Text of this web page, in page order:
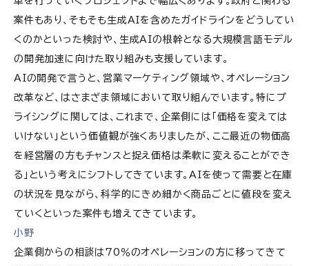
案件もあり、そもそも生成AIを含めたガイドラインをどうしてい
くのかといった検討や、生成AIの根幹となる大規模言語モデル
の開発加速に向けた取り組みも支援しています。
AIの開発で言うと、営業マーケティング領域や、オペレーション
改革など、はさまざま領域において取り組んでいます。特にプ
ライシングに関しては、これまで、企業側には「価格を変えては
いけない」という価値観が強くありましたが、ここ最近の物価高
を経営層の方もチャンスと捉え価格は柔軟に変えることができ
る」という考えにシフトしてきています。AIを使って需要と在庫
の状況を見ながら、科学的にきめ細かく商品ごとに値段を変え
ていくといった案件も増えてきています。
小野
企業側からの相談は70％のオペレーションの方に移ってきて